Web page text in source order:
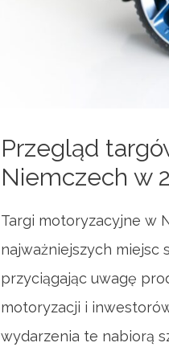
Przegląd
Niemczech w
Targi motoryzacyjne w
najważniejszych miejsc
przyciągając uwagę
motoryzacji i
wydarzenia te nabiorą